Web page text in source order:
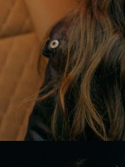
de 2022, 23:19
muy solay
continuas huidas
a Melek que
Se hace la fuerte
peroella lo
pequeña Efeoglu se